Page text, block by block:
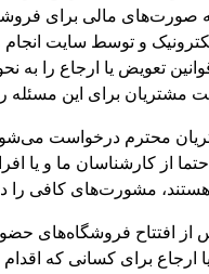
صورت‌های مالی برای
و توسط سایت انجام
تعویض یا ارجاع را به
مشتریان برای این مسئله
محترم درخواست
حتما از کارشناسان ما و یا
هستند، مشورت‌های کافی را
از افتتاح فروشگاه‌های
ارجاع برای کسانی که